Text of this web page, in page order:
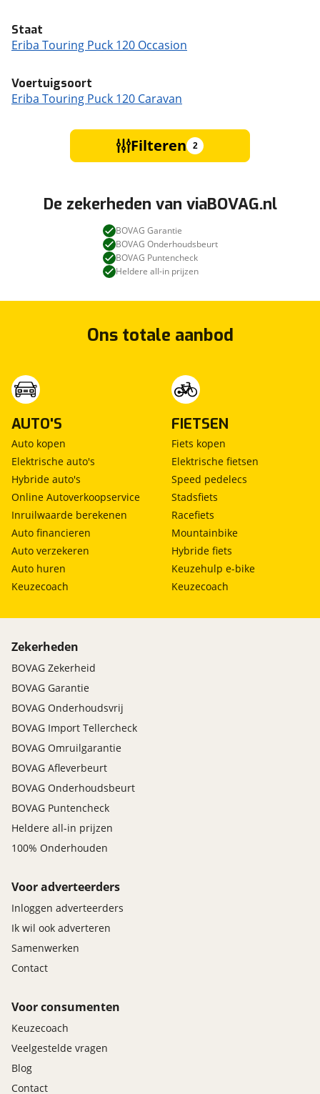
Staat
Eriba Touring Puck 120 Occasion
Voertuigsoort
Eriba Touring Puck 120 Caravan
Filteren 2
De zekerheden van viaBOVAG.nl
BOVAG Garantie
BOVAG Onderhoudsbeurt
BOVAG Puntencheck
Heldere all-in prijzen
Ons totale aanbod
AUTO'S
Auto kopen
Elektrische auto's
Hybride auto's
Online Autoverkoopservice
Inruilwaarde berekenen
Auto financieren
Auto verzekeren
Auto huren
Keuzecoach
FIETSEN
Fiets kopen
Elektrische fietsen
Speed pedelecs
Stadsfiets
Racefiets
Mountainbike
Hybride fiets
Keuzehulp e-bike
Keuzecoach
Zekerheden
BOVAG Zekerheid
BOVAG Garantie
BOVAG Onderhoudsvrij
BOVAG Import Tellercheck
BOVAG Omruilgarantie
BOVAG Afleverbeurt
BOVAG Onderhoudsbeurt
BOVAG Puntencheck
Heldere all-in prijzen
100% Onderhouden
Voor adverteerders
Inloggen adverteerders
Ik wil ook adverteren
Samenwerken
Contact
Voor consumenten
Keuzecoach
Veelgestelde vragen
Blog
Contact